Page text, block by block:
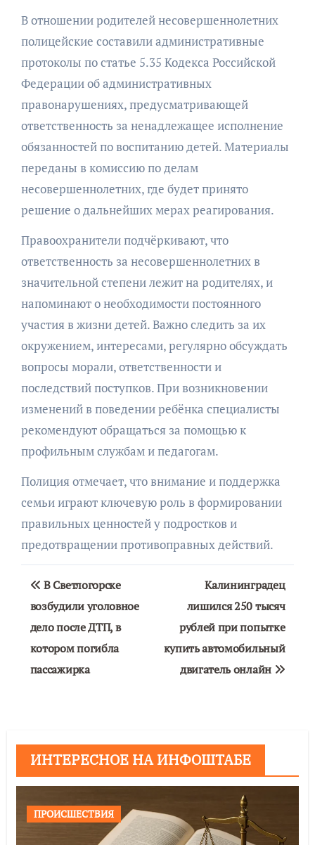
В отношении родителей несовершеннолетних
полицейские составили административные
протоколы по статье 5.35 Кодекса Российской
Федерации об административных
правонарушениях, предусматривающей
ответственность за ненадлежащее исполнение
обязанностей по воспитанию детей. Материалы
переданы в комиссию по делам
несовершеннолетних, где будет принято
решение о дальнейших мерах реагирования.
Правоохранители подчёркивают, что
ответственность за несовершеннолетних в
значительной степени лежит на родителях, и
напоминают о необходимости постоянного
участия в жизни детей. Важно следить за их
окружением, интересами, регулярно обсуждать
вопросы морали, ответственности и
последствий поступков. При возникновении
изменений в поведении ребёнка специалисты
рекомендуют обращаться за помощью к
профильным службам и педагогам.
Полиция отмечает, что внимание и поддержка
семьи играют ключевую роль в формировании
правильных ценностей у подростков и
предотвращении противоправных действий.
Навигация
по
записям
В Светлогорске
возбудили уголовное
дело после ДТП, в
котором погибла
пассажирка
Калининградец
лишился 250 тысяч
рублей при попытке
купить автомобильный
двигатель онлайн
ИНТЕРЕСНОЕ НА ИНФОШТАБЕ
ПРОИСШЕСТВИЯ